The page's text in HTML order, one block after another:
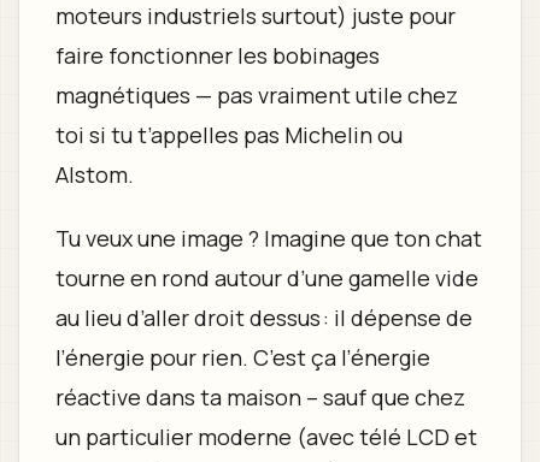
moteurs industriels surtout) juste pour
faire fonctionner les bobinages
magnétiques — pas vraiment utile chez
toi si tu t’appelles pas Michelin ou
Alstom.
Tu veux une image ? Imagine que ton chat
tourne en rond autour d’une gamelle vide
au lieu d’aller droit dessus : il dépense de
l’énergie pour rien. C’est ça l’énergie
réactive dans ta maison – sauf que chez
un particulier moderne (avec télé LCD et